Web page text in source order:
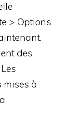
> Options
des
Les
mises à